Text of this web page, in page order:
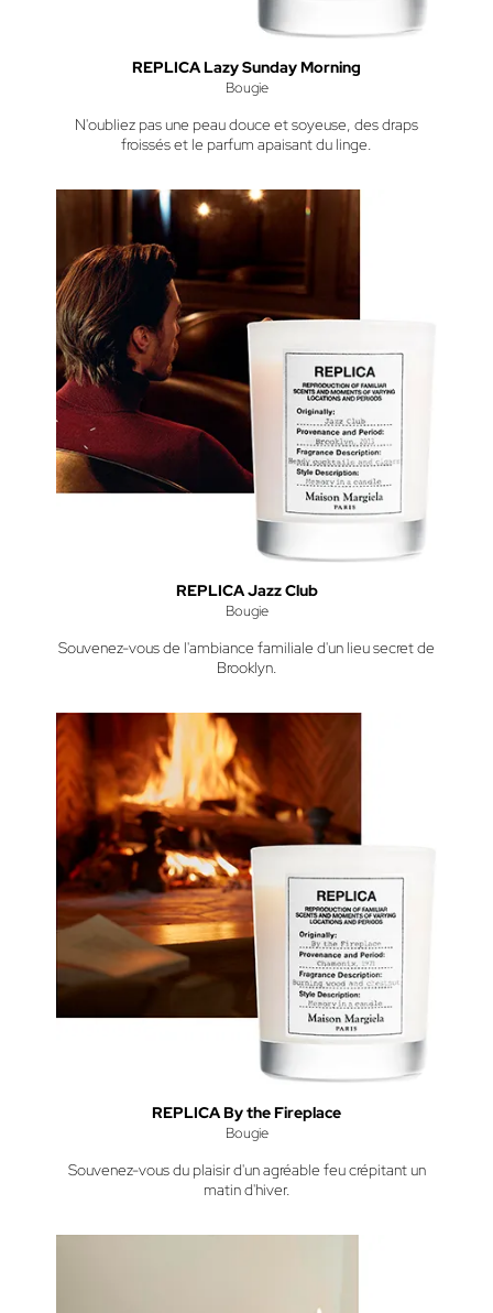
REPLICA Lazy Sunday Morning
Bougie
N'oubliez pas une peau douce et soyeuse, des draps
froissés et le parfum apaisant du linge.
REPLICA Jazz Club
Bougie
Souvenez-vous de l'ambiance familiale d'un lieu secret de
Brooklyn.
REPLICA By the Fireplace
Bougie
Souvenez-vous du plaisir d'un agréable feu crépitant un
matin d'hiver.